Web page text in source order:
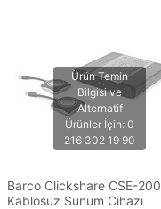
Barco Clickshare CSE-200
Kablosuz Sunum Cihazı